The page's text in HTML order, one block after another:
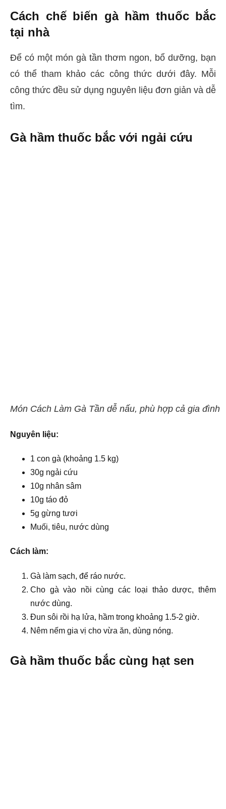
Cách chế biến gà hầm thuốc bắc
tại nhà
Để có một món gà tần thơm ngon, bổ dưỡng, bạn
có thể tham khảo các công thức dưới đây. Mỗi
công thức đều sử dụng nguyên liệu đơn giản và dễ
tìm.
Gà hầm thuốc bắc với ngải cứu
Món Cách Làm Gà Tần dễ nấu, phù hợp cả gia đình
Nguyên liệu:
1 con gà (khoảng 1.5 kg)
30g ngải cứu
10g nhân sâm
10g táo đỏ
5g gừng tươi
Muối, tiêu, nước dùng
Cách làm:
Gà làm sạch, để ráo nước.
Cho gà vào nồi cùng các loại thảo dược, thêm
nước dùng.
Đun sôi rồi hạ lửa, hầm trong khoảng 1.5-2 giờ.
Nêm nếm gia vị cho vừa ăn, dùng nóng.
Gà hầm thuốc bắc cùng hạt sen